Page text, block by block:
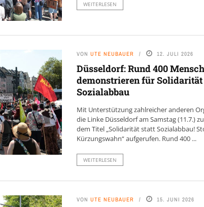
WEITERLESEN
VON UTE NEUBAUER 12. JULI 2026
Düsseldorf: Rund 400
demonstrieren für
Sozialabbau
Mit Unterstützung zahlreicher anderen
die Linke Düsseldorf am Samstag (11.7.)
dem Titel „Solidarität statt Sozialabbau!
Kürzungswahn“ aufgerufen. Rund 400 ...
WEITERLESEN
VON UTE NEUBAUER 15. JUNI 2026